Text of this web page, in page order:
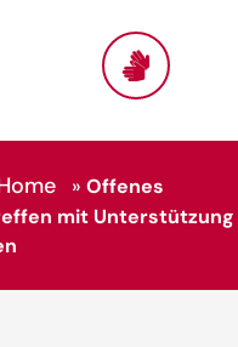
» Offenes
mit Unterstützung